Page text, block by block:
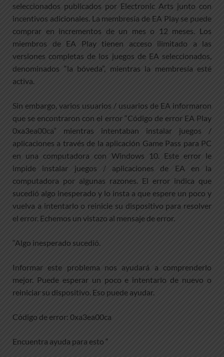
seleccionados publicados por Electronic Arts junto con
incentivos adicionales. La membresía de EA Play se puede
comprar en incrementos de un mes o 12 meses. Los
miembros de EA Play tienen acceso ilimitado a las
versiones completas de los juegos de EA seleccionados,
denominados “la bóveda”, mientras la membresía esté
activa.
Sin embargo, varios usuarios / usuarios de EA informaron
que se encontraron con el error “Código de error EA Play
0xa3ea00ca” mientras intentaban instalar juegos /
aplicaciones a través de la aplicación Game Pass para PC
en una computadora con Windows 10. Este error le
impide instalar juegos / aplicaciones de EA en la
computadora por algunas razones. El error indica que
sucedió algo inesperado y lo insta a que espere un poco y
vuelva a intentarlo o reinicie su dispositivo para resolver
el error. Echemos un vistazo al mensaje de error.
“Algo inesperado sucedió.
Informar este problema nos ayudará a comprenderlo
mejor. Puede esperar un poco e intentarlo de nuevo o
reiniciar su dispositivo. Eso puede ayudar.
Código de error: 0xa3ea00ca
Encuentra ayuda para esto “